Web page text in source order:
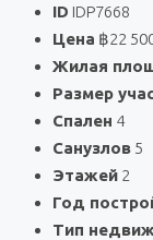
ID IDP7668
Цена ฿22
Жилая
Размер
Спален 4
Санузлов 5
Этажей 2
Год
Тип